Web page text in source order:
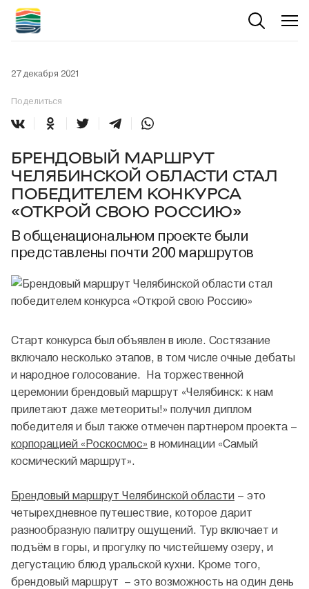
27 декабря 2021
Поделиться
БРЕНДОВЫЙ МАРШРУТ
ЧЕЛЯБИНСКОЙ ОБЛАСТИ СТАЛ
ПОБЕДИТЕЛЕМ КОНКУРСА
«ОТКРОЙ СВОЮ РОССИЮ»
В общенациональном проекте были
представлены почти 200 маршрутов
Старт конкурса был объявлен в июле. Состязание
включало несколько этапов, в том числе очные дебаты
и народное голосование. На торжественной
церемонии брендовый маршрут «Челябинск: к нам
прилетают даже метеориты!» получил диплом
победителя и был также отмечен партнером проекта –
корпорацией «Роскосмос» в номинации «Самый
космический маршрут».
Брендовый маршрут Челябинской области – это
четырехдневное путешествие, которое дарит
разнообразную палитру ощущений. Тур включает и
подъём в горы, и прогулку по чистейшему озеру, и
дегустацию блюд уральской кухни. Кроме того,
брендовый маршрут – это возможность на один день